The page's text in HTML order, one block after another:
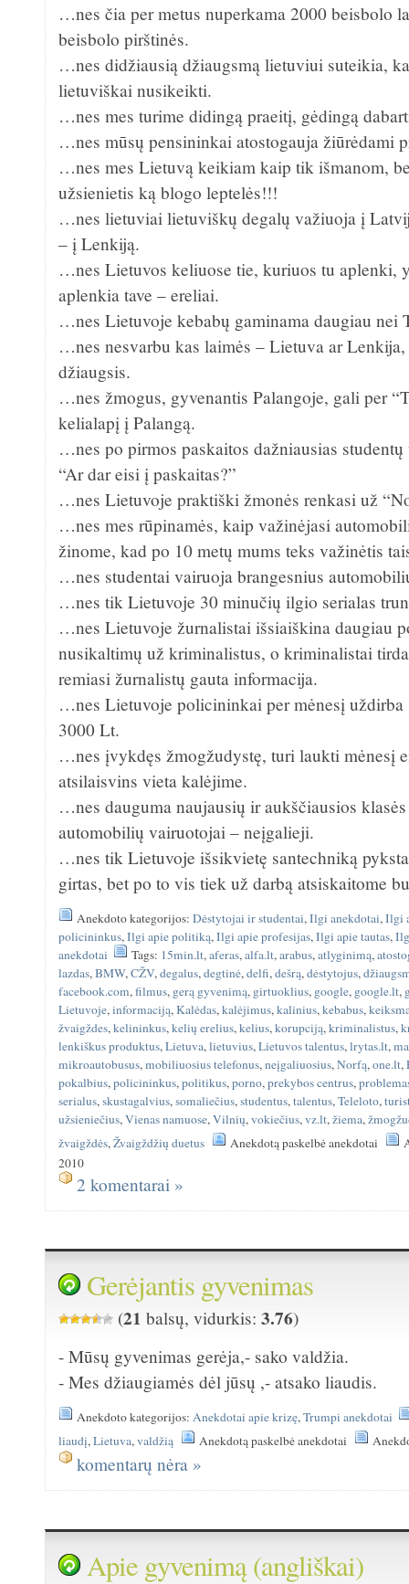
…nes čia per metus nuperkama 2000 beisbolo
beisbolo pirštinės.
…nes didžiausią džiaugsmą lietuviui suteikia,
lietuviškai nusikeikti.
…nes mes turime didingą praeitį, gėdingą
…nes mūsų pensininkai atostogauja žiūrėdami
…nes mes Lietuvą keikiam kaip tik išmanom,
užsienietis ką blogo leptelės!!!
…nes lietuviai lietuviškų degalų važiuoja į
– į Lenkiją.
…nes Lietuvos keliuose tie, kuriuos tu aplenki,
aplenkia tave – ereliai.
…nes Lietuvoje kebabų gaminama daugiau nei
…nes nesvarbu kas laimės – Lietuva ar
džiaugsis.
…nes žmogus, gyvenantis Palangoje, gali per
kelialapį į Palangą.
…nes po pirmos paskaitos dažniausias
“Ar dar eisi į paskaitas?”
…nes Lietuvoje praktiški žmonės renkasi už
…nes mes rūpinamės, kaip važinėjasi
žinome, kad po 10 metų mums teks važinėtis
…nes studentai vairuoja brangesnius
…nes tik Lietuvoje 30 minučių ilgio serialas
…nes Lietuvoje žurnalistai išsiaiškina daugiau
nusikaltimų už kriminalistus, o kriminalistai
remiasi žurnalistų gauta informacija.
…nes Lietuvoje policininkai per mėnesį uždirba
3000 Lt.
…nes įvykdęs žmogžudystę, turi laukti mėnesį
atsilaisvins vieta kalėjime.
…nes dauguma naujausių ir aukščiausios
automobilių vairuotojai – neįgalieji.
…nes tik Lietuvoje išsikvietę santechniką
girtas, bet po to vis tiek už darbą atsiskaitome
Anekdoto kategorijos:Dėstytojai ir studentai,Ilgi anekdotai,Ilgi
policininkus,Ilgi apie politiką,Ilgi apie profesijas,Ilgi apie tautas,
anekdotai
Tags: 15min.lt,aferas,alfa.lt,arabus,atlyginimą,
lazdas,BMW,CŽV,degalus,degtinė,delfi,dešrą,dėstytojus,
facebook.com,filmus, gerą gyvenimą, girtuoklius, google, google.lt,
Lietuvoje,informaciją,Kalėdas,kalėjimus,kalinius,kebabus,
žvaigždes,kelininkus,kelių erelius,kelius,korupciją,kriminalistus,
lenkiškus produktus,Lietuva,lietuvius,Lietuvos talentus,lrytas.lt,
mikroautobusus,mobiliuosius telefonus,neįgaliuosius,Norfą,one.lt,
pokalbius,policininkus,politikus,porno,prekybos centrus,
serialus,skustagalvius,somaliečius,studentus,talentus,Teleloto,
užsieniečius,Vienas namuose,Vilnių,vokiečius,vz.lt,žiema,
žvaigždės,Žvaigždžių duetus Anekdotą paskelbė anekdotai
2010
2 komentarai »
Gerėjantis gyvenimas
(21 balsų, vidurkis:3.76)
- Mūsų gyvenimas gerėja,- sako valdžia.
- Mes džiaugiamės dėl jūsų ,- atsako liaudis.
Anekdoto kategorijos:Anekdotai apie krizę,Trumpi anekdotai
liaudį,Lietuva,valdžią Anekdotą paskelbė anekdotai
komentarų nėra »
Apie gyvenimą (angliškai)